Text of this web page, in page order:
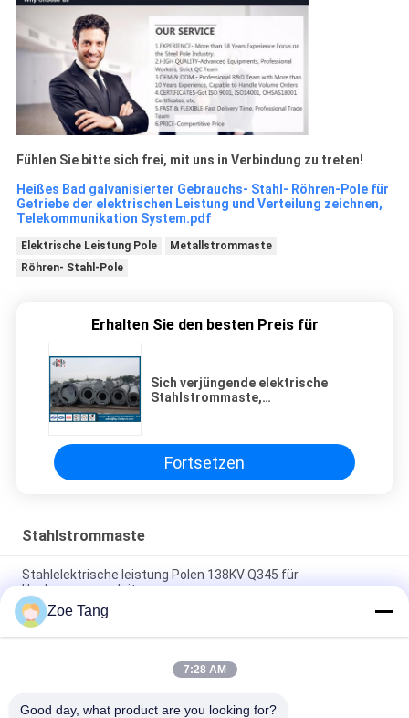
Fühlen Sie bitte sich frei, mit uns in Verbindung zu treten!
Heißes Bad galvanisierter Gebrauchs- Stahl- Röhren-Pole für
Getriebe der elektrischen Leistung und Verteilung zeichnen,
Telekommunikation System.pdf
Elektrische Leistung Pole
Metallstrommaste
Röhren- Stahl-Pole
Erhalten Sie den besten Preis für
Sich verjüngende elektrische
Stahlstrommaste,
Fortsetzen
Stahlstrommaste
Stahlelektrische leistung Polen 138KV Q345 für
Hochspannungsleitung
Achteckige Stahlstrommaste für Übertragungssystem Q235
3-12mm
Galvanisierter Gebrauchs- Stahl- Röhren-Pole für Electric
Zoe Tang
7:28 AM
Good day, what product are you looking for?